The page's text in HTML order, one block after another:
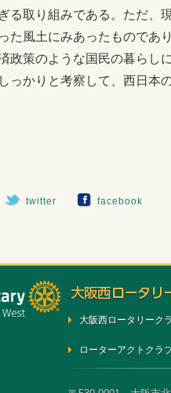
る取り組みである。ただ、
た風土にみあったものであ
政策のような国民の暮らし
っかりと考察して、西日本
twitter facebook
大阪西ロータリーク
ローターアクトクラ